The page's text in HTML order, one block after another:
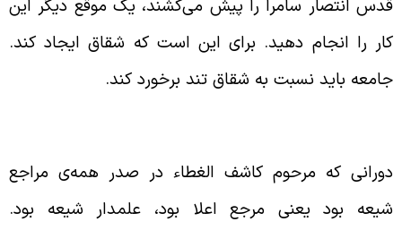
انتصار سامرا را پیش می‌کشند، یک موقع دیگر این
را انجام دهید. برای این است که شقاق ایجاد کند.
باید نسبت به شقاق تند برخورد کند.
که مرحوم کاشف الغطاء در صدر همه‌ی مراجع
بود یعنی مرجع اعلا بود، علمدار شیعه بود.